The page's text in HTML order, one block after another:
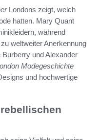
Londons zeigt, welch
hatten. Mary Quant
während
weltweiter Anerkennung
und Alexander
Modegeschichte
und hochwertige